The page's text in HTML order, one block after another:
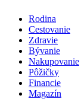
Rodina
Cestovanie
Zdravie
Bývanie
Nakupovanie
Pôžičky
Financie
Magazín